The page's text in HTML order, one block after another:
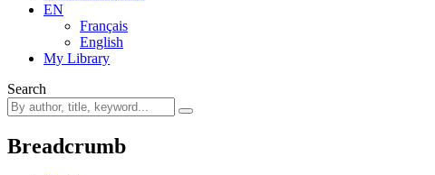
EN
Français
English
My Library
Search
Breadcrumb